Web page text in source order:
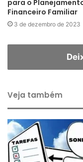
para o
Financeiro Familiar
3 de dezembro de 2023
Veja também